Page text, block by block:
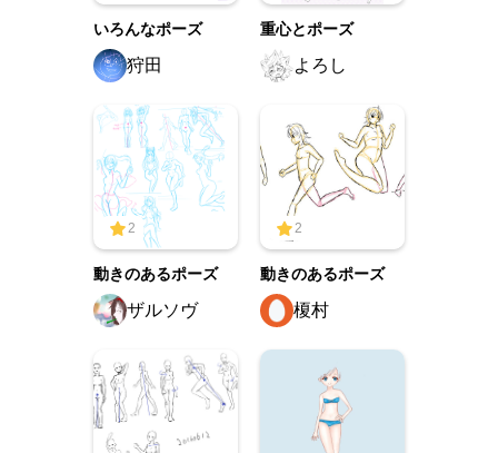
いろんなポーズ
狩田
重心とポーズ
よろし
2
動きのあるポーズ
ザルソヴ
2
動きのあるポーズ
榎村